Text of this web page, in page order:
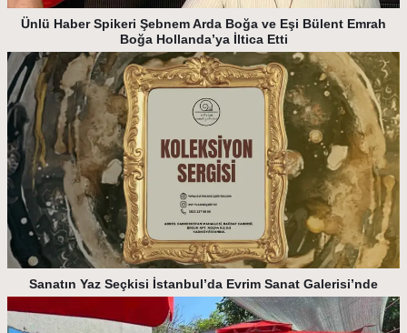
Ünlü Haber Spikeri Şebnem Arda Boğa ve Eşi Bülent Emrah
Boğa Hollanda’ya İltica Etti
Sanatın Yaz Seçkisi İstanbul’da Evrim Sanat Galerisi’nde